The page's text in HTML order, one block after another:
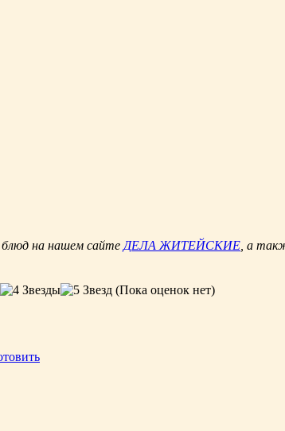
блюд на нашем сайте ДЕЛА ЖИТЕЙСКИЕ , а
(Пока оценок нет)